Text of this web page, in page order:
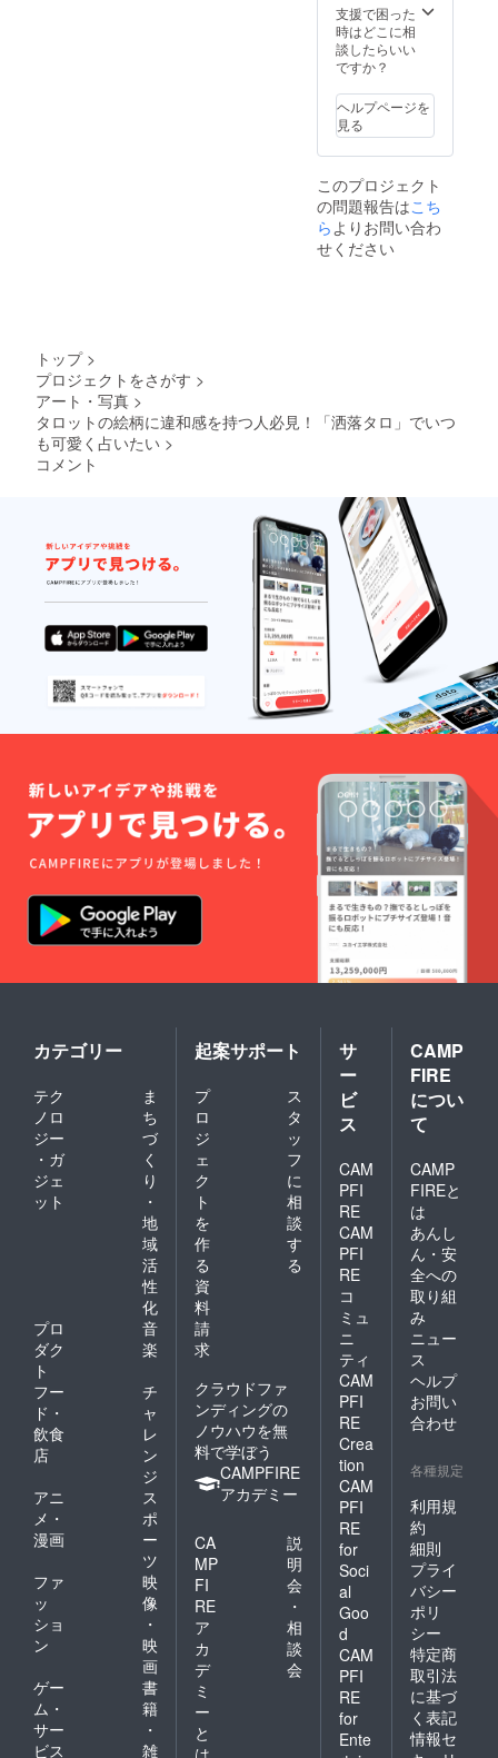
ト＋
ケース
＋送料
と配送
込 ※
メッ
セージ
にてお
つお礼
もお送
りしま
す！！
支援で困った
時はどこに相
談したらいい
ですか？
ヘルプページを
見る
このプロジェクト
の問題報告はこち
ら よりお問い合わ
せください
トップ >
プロジェクトをさがす >
アート・写真 >
タロットの絵柄に違和感を持つ人必見！「洒落タロ」でいつ
も可愛く占いたい >
コメント
カテゴリー
テク
ノロ
ジー
・ガ
ジェ
ット
ま
ち
づ
く
り
・
地
域
活
性
化
プロ
ダク
ト
音
楽
フー
ド・
飲食
店
チ
ャ
レ
ン
ジ
アニ
メ・
漫画
ス
ポ
ー
ツ
ファ
ッ
ショ
ン
映
像
・
映
画
ゲー
ム・
サー
ビス
書
籍
・
雑
起案サポート
プ
ロ
ジ
ェ
ク
ト
を
作
る
ス
タ
ッ
フ
に
相
談
す
る
資
料
請
求
クラウドファ
ンディングの
ノウハウを無
料で学ぼう
CAMPFIRE
アカデミー
CA
MP
FI
RE
ア
カ
デ
ミ
ー
と
説
明
会
・
相
談
会
サ
ー
ビ
ス
CAM
PFI
RE
CAM
PFI
RE
コ
ミュ
ニ
ティ
CAM
PFI
RE
Crea
tion
CAM
PFI
RE
for
Soci
al
Goo
d
CAM
PFI
RE
for
Ente
CAMP
FIRE
につい
て
CAMP
FIREと
は
あんし
ん・安
全への
取り組
み
ニュー
ス
ヘルプ
お問い
合わせ
各種規定
利用規
約
細則
プライ
バシー
ポリ
シー
特定商
取引法
に基づ
く表記
情報セ